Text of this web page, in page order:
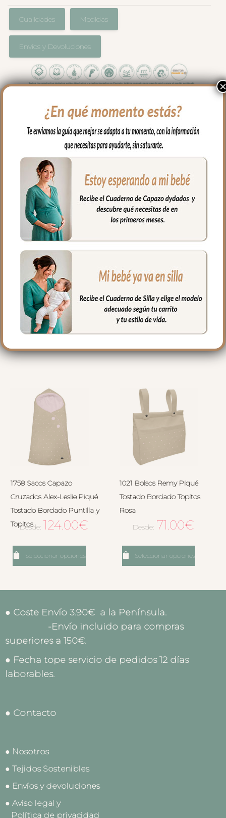
Cualidades Medidas
Envíos y Devoluciones
Para proteger el colchón de tu capazo o
universales para colchón estampadas es
el complemento que necesitas.
En tejido piqué bordado; un piqué de
algodón, se ajusta al colchón mediante
goma en todo el contorno. Puedes lavar
a mano o en lavadora, siempre agua fría,
jabones no abrasivos y secado al natural.
Medidas máximo 80x38cm
PRODUCTOS
RELACIONADOS
1758 Sacos Capazo
Cruzados Alex-Leslie Piqué
Tostado Bordado Puntilla y
Topitos
Desde: 124.00€
Seleccionar opciones
1021 Bolsos Remy Piqué
Tostado Bordado Topitos
Rosa
Desde: 71.00€
Seleccionar opciones
● Coste Envío 3.90€ a la Península.
-Envío incluido para compras
superiores a 150€.
● Fecha tope servicio de pedidos 12 días
laborables.
● Contacto
● Nosotros
● Tejidos Sostenibles
● Envíos y devoluciones
● Aviso legal y
Política de privacidad
×